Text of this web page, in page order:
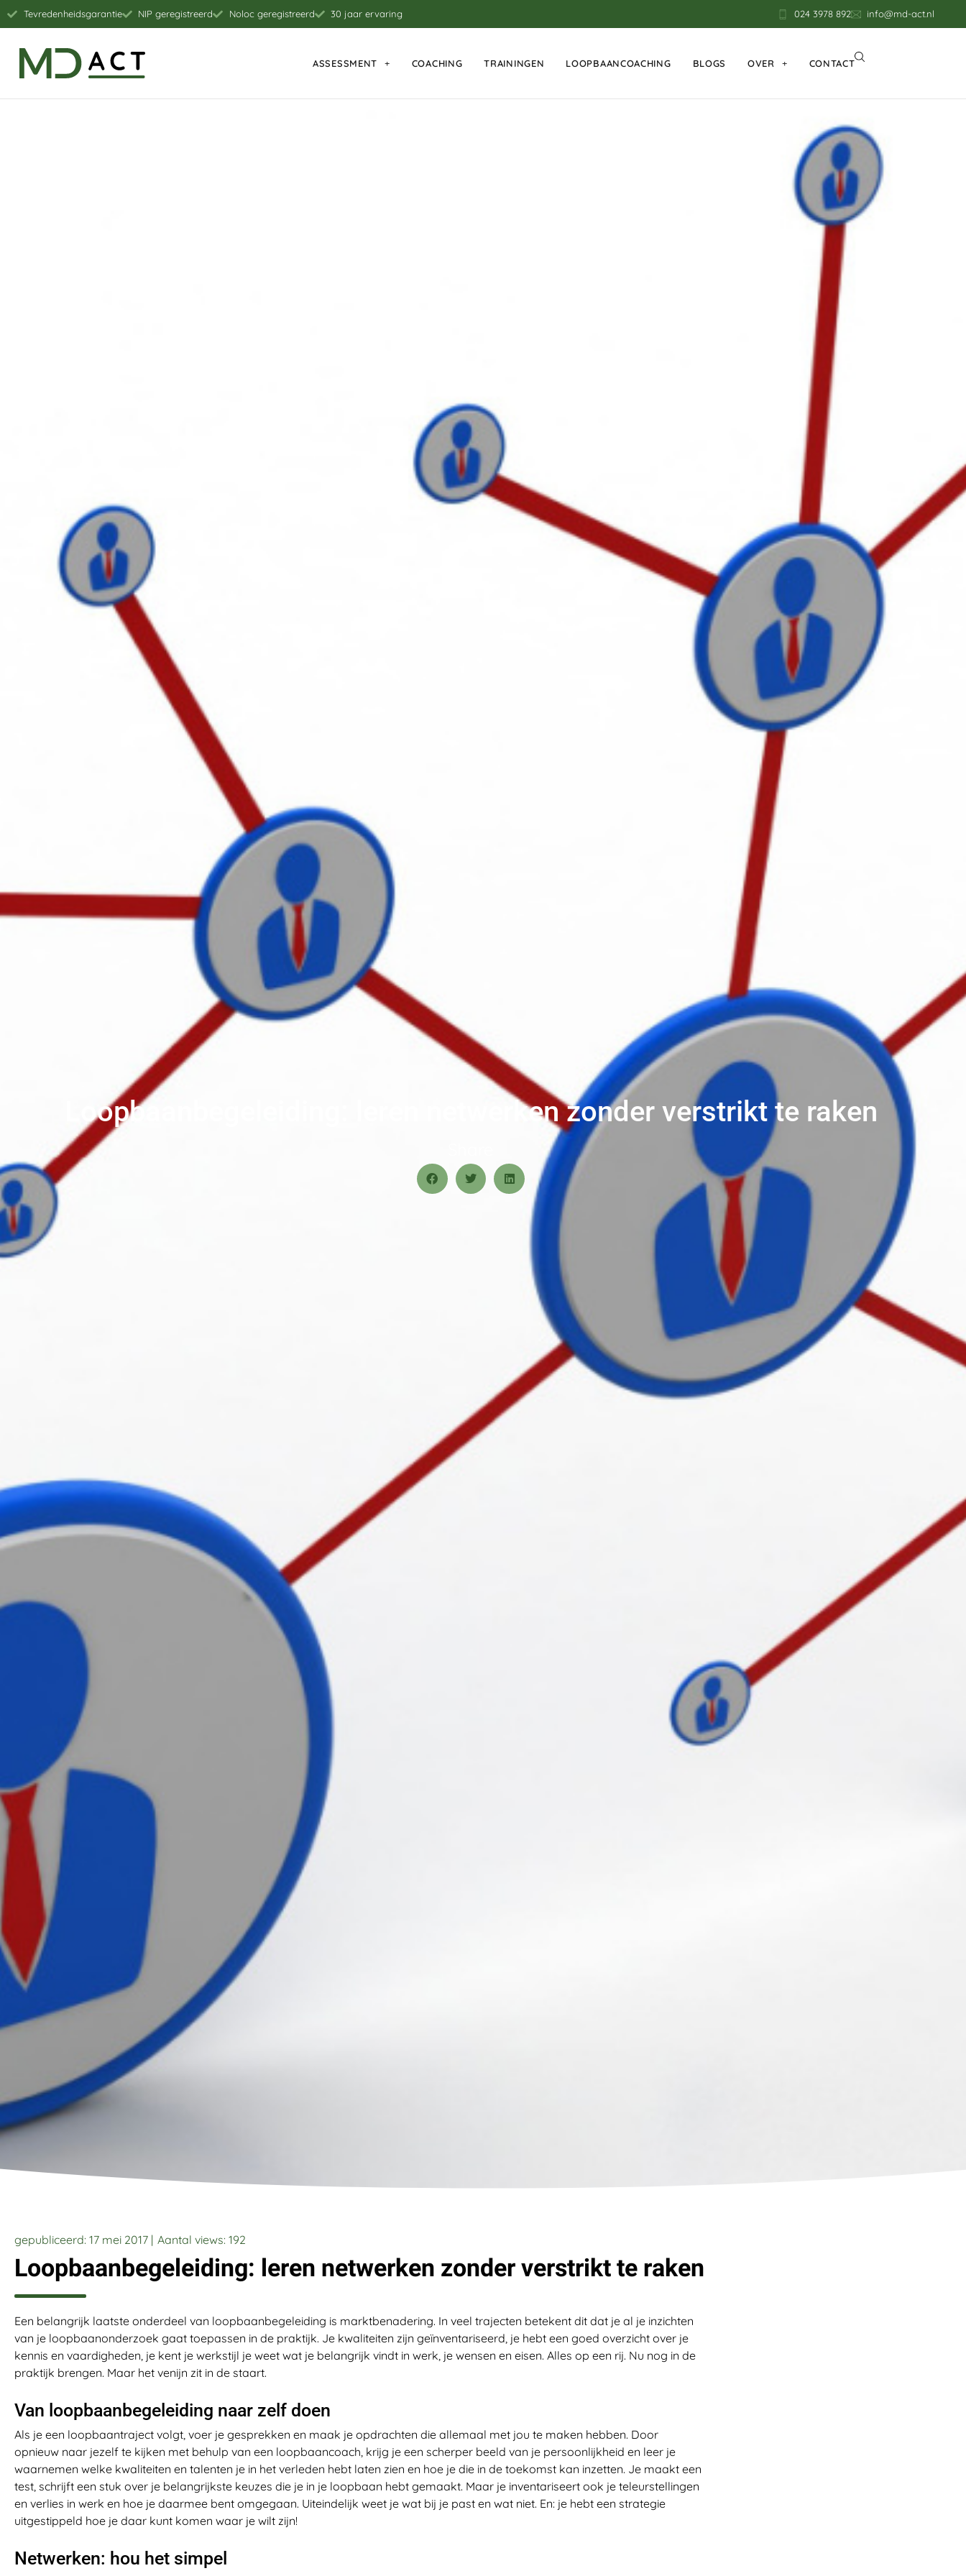
Tevredenheidsgarantie NIP geregistreerd Noloc geregistreerd 30 jaar ervaring 024 3978 892 info@md-act.nl
ASSESSMENT COACHING TRAININGEN LOOPBAANCOACHING BLOGS OVER CONTACT
Loopbaanbegeleiding: leren netwerken zonder verstrikt te raken
gepubliceerd: 17 mei 2017 | Aantal views: 192
Loopbaanbegeleiding: leren netwerken zonder verstrikt te raken
Een belangrijk laatste onderdeel van loopbaanbegeleiding is marktbenadering. In veel trajecten betekent dit dat je al je inzichten
van je loopbaanonderzoek gaat toepassen in de praktijk. Je kwaliteiten zijn geïnventariseerd, je hebt een goed overzicht over je
kennis en vaardigheden, je kent je werkstijl je weet wat je belangrijk vindt in werk, je wensen en eisen. Alles op een rij. Nu nog in de
praktijk brengen. Maar het venijn zit in de staart.
Van loopbaanbegeleiding naar zelf doen
Als je een loopbaantraject volgt, voer je gesprekken en maak je opdrachten die allemaal met jou te maken hebben. Door
opnieuw naar jezelf te kijken met behulp van een loopbaancoach, krijg je een scherper beeld van je persoonlijkheid en leer je
waarnemen welke kwaliteiten en talenten je in het verleden hebt laten zien en hoe je die in de toekomst kan inzetten. Je maakt een
test, schrijft een stuk over je belangrijkste keuzes die je in je loopbaan hebt gemaakt. Maar je inventariseert ook je teleurstellingen
en verlies in werk en hoe je daarmee bent omgegaan. Uiteindelijk weet je wat bij je past en wat niet. En: je hebt een strategie
uitgestippeld hoe je daar kunt komen waar je wilt zijn!
Netwerken: hou het simpel